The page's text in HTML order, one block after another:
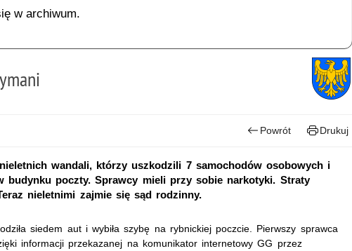
w archiwum.
Powrót Drukuj
wandali, którzy uszkodzili 7 samochodów osobowych i
budynku poczty. Sprawcy mieli przy sobie narkotyki. Straty
nieletnimi zajmie się sąd rodzinny.
siedem aut i wybiła szybę na rybnickiej poczcie. Pierwszy sprawca
informacji przekazanej na komunikator internetowy GG przez